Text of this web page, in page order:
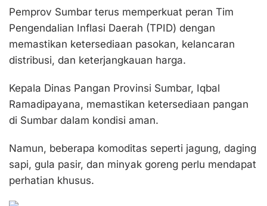
Pemprov Sumbar terus memperkuat peran Tim
Pengendalian Inflasi Daerah (TPID) dengan
memastikan ketersediaan pasokan, kelancaran
distribusi, dan keterjangkauan harga.
Kepala Dinas Pangan Provinsi Sumbar, Iqbal
Ramadipayana, memastikan ketersediaan pangan
di Sumbar dalam kondisi aman.
Namun, beberapa komoditas seperti jagung, daging
sapi, gula pasir, dan minyak goreng perlu mendapat
perhatian khusus.